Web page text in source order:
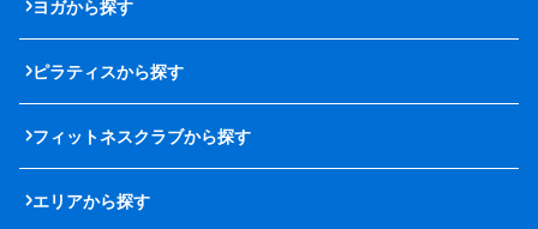
ヨガから探す
ピラティスから探す
フィットネスクラブから探す
エリアから探す